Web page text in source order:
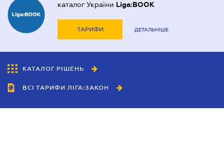
каталог України Liga:BOOK
ТАРИФИ ДЕТАЛЬНІШЕ
КАТАЛОГ РІШЕНЬ
ВСІ ТАРИФИ ЛІГА:ЗАКОН